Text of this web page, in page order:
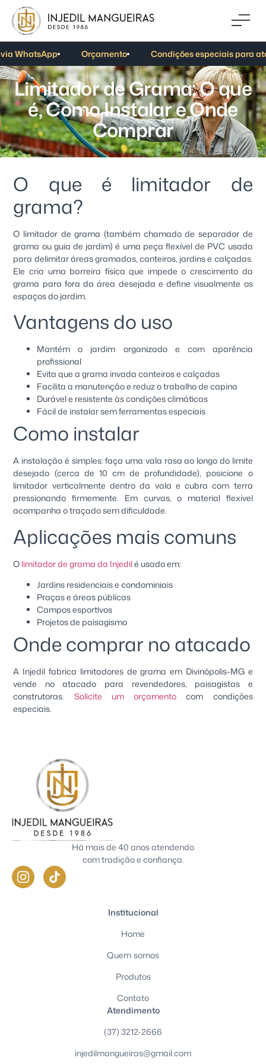
WhatsApp Orçamento Condições especiais para
LimitadordeGrama:Oque
é,ComoInstalareOnde
Comprar
O que é limitador de
grama?
O limitador de grama (também chamado de separador de
grama ou guia de jardim) é uma peça flexível de PVC usada
para delimitar áreas gramadas, canteiros, jardins e calçadas.
Ele cria uma barreira física que impede o crescimento da
grama para fora da área desejada e define visualmente os
espaços do jardim.
Vantagens do uso
Mantém o jardim organizado e com aparência
profissional
Evita que a grama invada canteiros e calçadas
Facilita a manutenção e reduz o trabalho de capina
Durável e resistente às condições climáticas
Fácil de instalar sem ferramentas especiais
Como instalar
A instalação é simples: faça uma vala rasa ao longo do limite
desejado (cerca de 10 cm de profundidade), posicione o
limitador verticalmente dentro da vala e cubra com terra
pressionando firmemente. Em curvas, o material flexível
acompanha o traçado sem dificuldade.
Aplicações mais comuns
O limitador de grama da Injedilé usado em:
Jardins residenciais e condominiais
Praças e áreas públicas
Campos esportivos
Projetos de paisagismo
Onde comprar no atacado
A Injedil fabrica limitadores de grama em Divinópolis-MG e
vende no atacado para revendedores, paisagistas e
construtoras. Solicite um orçamento com condições
especiais.
Há mais de 40 anos atendendo
com tradição e confiança.
Institucional
Home
Quem somos
Produtos
Contato
Atendimento
(37) 3212-2666
injedilmangueiras@gmail.com